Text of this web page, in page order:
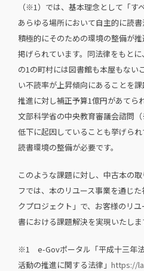
（※1）では、基本理念として「す
あらゆる場所において自主的に読
積極的にそのための環境の整備が
掲げられています。同法律をもと
の1の町村には図書館も本屋もない
い不読率が上昇傾向にあることを
推進に対し補正予算1億円があてら
文部科学省の中央教育審議会諮問
低下に起因していることも挙げら
読書環境の整備が必要です。
このような課題に対し、中古本の
フでは、本のリユース事業を通じ
クプロジェクト」で、お客様のリ
書における課題解決を実現いたしま
※1 e-Govポータル「平成十三年
活動の推進に関する法律」 https://